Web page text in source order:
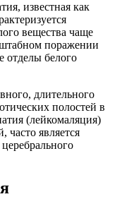
известная как
вещества чаще
поражении
отделы белого
длительного
полостей в
(лейкомаляция)
часто является